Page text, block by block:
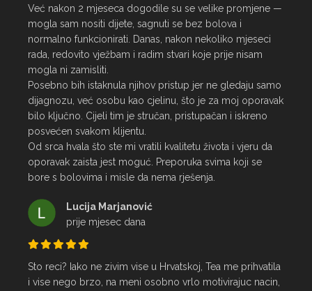
Već nakon 2 mjeseca dogodile su se velike promjene —
mogla sam nositi dijete, sagnuti se bez bolova i
normalno funkcionirati. Danas, nakon nekoliko mjeseci
rada, redovito vježbam i radim stvari koje prije nisam
mogla ni zamisliti.
Posebno bih istaknula njihov pristup jer ne gledaju samo
dijagnozu, već osobu kao cjelinu, što je za moj oporavak
bilo ključno. Cijeli tim je stručan, pristupačan i iskreno
posvećen svakom klijentu.
Od srca hvala što ste mi vratili kvalitetu života i vjeru da
oporavak zaista jest moguć. Preporuka svima koji se
bore s bolovima i misle da nema rješenja.
Lucija Marjanović
prije mjesec dana
Sto reci? Iako ne zivim vise u Hrvatskoj, Tea me prihvatila
i vise nego brzo, na meni osobno vrlo motivirajuc nacin,